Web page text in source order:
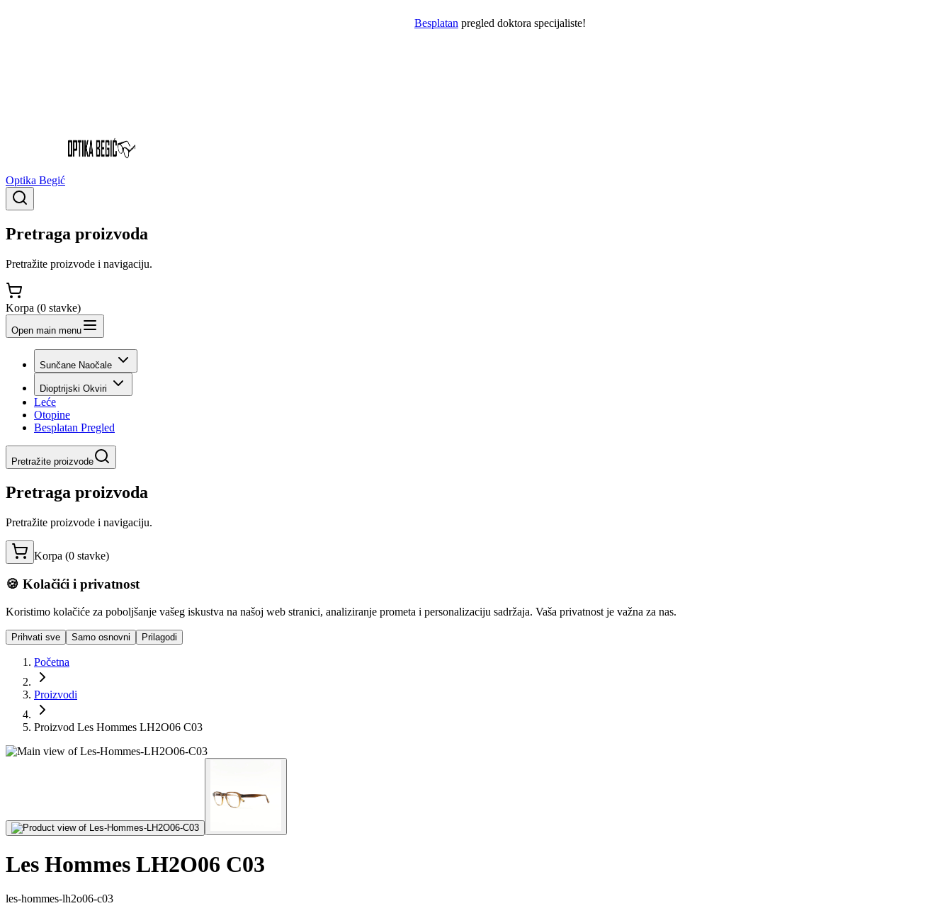
pregled doktora specijaliste!
Optika Begić
Pretraga proizvoda
Pretražite proizvode i navigaciju.
Korpa (0 stavke)
Open main menu
Sunčane Naočale
Dioptrijski Okviri
Leće
Otopine
Besplatan Pregled
Pretražite proizvode
Pretraga proizvoda
Pretražite proizvode i navigaciju.
Korpa (0 stavke)
🍪 Kolačići i privatnost
Koristimo kolačiće za poboljšanje vašeg iskustva na našoj web stranici, analiziranje prometa i personalizaciju sadržaja. Vaša privatnost je važna za nas.
Prihvati sve Samo osnovni Prilagodi
Početna
Proizvodi
Proizvod Les Hommes LH2O06 C03
Les Hommes LH2O06 C03
les-hommes-lh2o06-c03